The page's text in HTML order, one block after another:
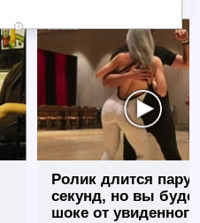
i
Ролик длится пару
секунд, но вы
шоке от увиденного